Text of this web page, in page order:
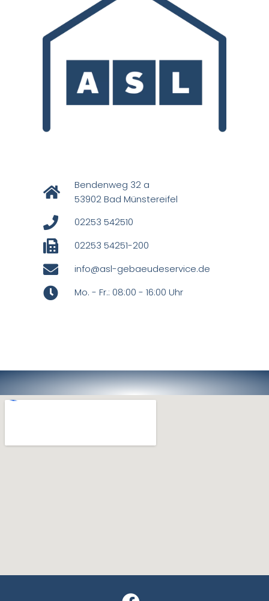
Bendenweg 32 a
53902 Bad Münstereifel
02253 542510
02253 54251-200
info@asl-gebaeudeservice.de
Mo. - Fr.: 08:00 - 16:00 Uhr